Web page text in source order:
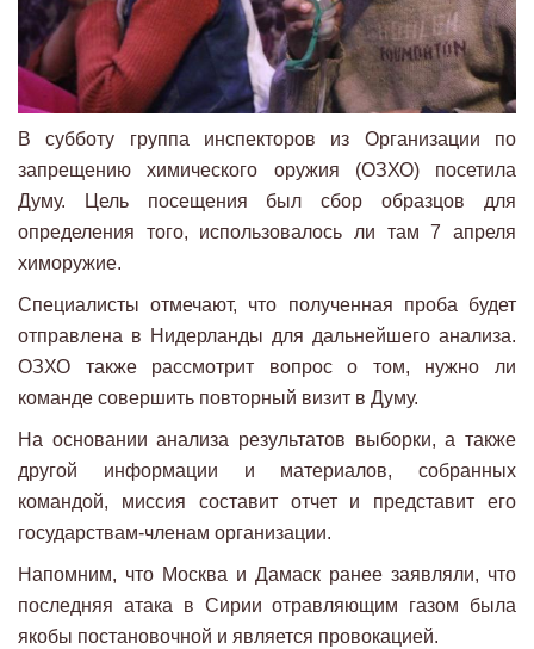
В субботу группа инспекторов из Организации по
запрещению химического оружия (ОЗХО) посетила
Думу. Цель посещения был сбор образцов для
определения того, использовалось ли там 7 апреля
химоружие.
Специалисты отмечают, что полученная проба будет
отправлена в Нидерланды для дальнейшего анализа.
ОЗХО также рассмотрит вопрос о том, нужно ли
команде совершить повторный визит в Думу.
На основании анализа результатов выборки, а также
другой информации и материалов, собранных
командой, миссия составит отчет и представит его
государствам-членам организации.
Напомним, что Москва и Дамаск ранее заявляли, что
последняя атака в Сирии отравляющим газом была
якобы постановочной и является провокацией.